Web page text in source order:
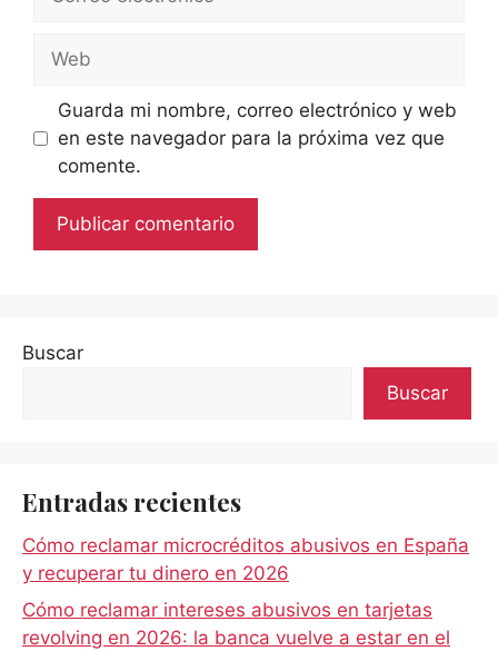
Web
Guarda mi nombre, correo electrónico y web
en este navegador para la próxima vez que
comente.
Buscar
Buscar
Entradas recientes
Cómo reclamar microcréditos abusivos en España
y recuperar tu dinero en 2026
Cómo reclamar intereses abusivos en tarjetas
revolving en 2026: la banca vuelve a estar en el